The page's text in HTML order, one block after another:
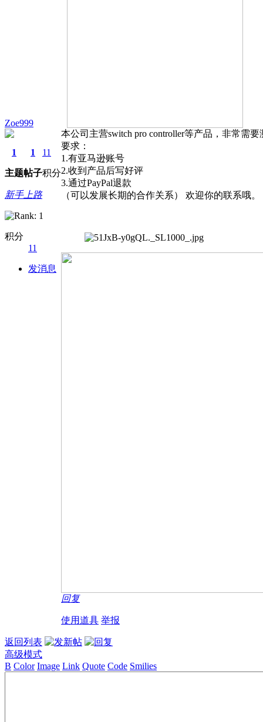
Zoe999
1
主题
1
帖子
11
积分
新手上路
积分
11
发消息
本公司主营switch pro controller等产品，非常需
要求：
1.有亚马逊账号
2.收到产品后写好评
3.通过PayPal退款
（可以发展长期的合作关系） 欢迎你的联系哦。
回复
使用道具 举报
返回列表
高级模式
B Color Image Link Quote Code Smilies